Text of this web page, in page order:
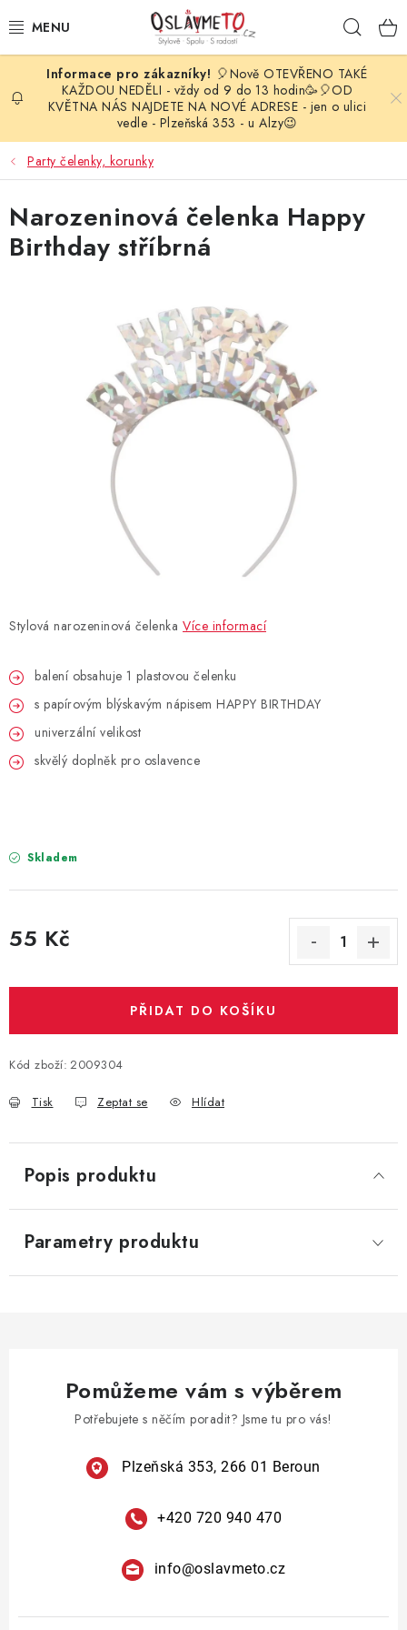
na
OSLAVA NAROZENIN
STYLOVÁ PARTY
DEKORACE A VÝZDOBA
BALÓNKY
KARNEVALOVÉ KOSTÝMY
PARTY STOLOVÁNÍ
SVATEBNÍ DOPLŇKY
BARVY NA OBLIČEJ A VLASY
BLAHOPŘÁNÍ
BUBLIFUKY
DORTOVÉ SVÍČKY A OZDOBY
DÁRKY
HELIUM NA BALÓNKY
LAMPIONY
OSLAVA PODLE BAREV
PIŇATY
SEZÓNNÍ SVÁTKY
ORGANZY, STOLOVÉ ŠERPY
Kontakty
Obchodní podmínky
Podmínky ochrany osobních údajů
🎈Nově OTEVŘENO TAKÉ
KAŽDOU NEDĚLI - vždy od 9 do 13 hodin🥳🎈OD
KVĚTNA NÁS NAJDETE NA NOVÉ ADRESE - jen o ulici
vedle - Plzeňská 353 - u Alzy😉
Party čelenky, korunky
Stylová narozeninová čelenka Více informací
balení obsahuje 1 plastovou čelenku
s papírovým blýskavým nápisem HAPPY BIRTHDAY
univerzální velikost
skvělý doplněk pro oslavence
Skladem
55 Kč
PŘIDAT DO KOŠÍKU
Kód zboží: 2009304
Tisk Zeptat se Hlídat
Narozeninová čelenka Happy
Birthday stříbrná
Popis produktu
Parametry produktu
Pomůžeme vám s výběrem
Potřebujete s něčím poradit? Jsme tu pro vás!
Plzeňská 353, 266 01 Beroun
+420 720 940 470
info@oslavmeto.cz